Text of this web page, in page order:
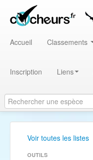
Accueil Classements
Inscription Liens
Voir toutes les listes
OUTILS